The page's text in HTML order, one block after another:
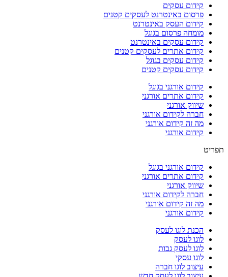
קידום עסקים
פרסום באינטרנט לעסקים קטנים
קידום העסק באינטרנט
מומחה פרסום בגוגל
קידום עסקים באינטרנט
קידום אתרים לעסקים קטנים
קידום עסקים בגוגל
קידום עסקים קטנים
קידום אורגני בגוגל
קידום אתרים אורגני
שיווק אורגני
חברה לקידום אורגני
מה זה קידום אורגני
קידום אורגני
תפריט
קידום אורגני בגוגל
קידום אתרים אורגני
שיווק אורגני
חברה לקידום אורגני
מה זה קידום אורגני
קידום אורגני
הכנת לוגו לעסק
לוגו לעסק
לוגו לעסק גבות
לוגו עסקי
עיצוב לוגו חברה